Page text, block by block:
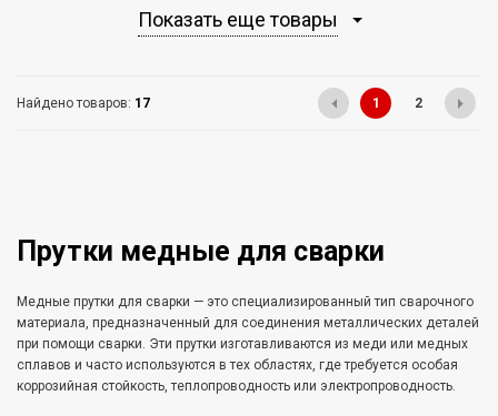
Показать еще товары
Найдено товаров: 17 1 2
Прутки медные для сварки
Медные прутки для сварки — это специализированный тип сварочного
материала, предназначенный для соединения металлических деталей
при помощи сварки. Эти прутки изготавливаются из меди или медных
сплавов и часто используются в тех областях, где требуется особая
коррозийная стойкость, теплопроводность или электропроводность.